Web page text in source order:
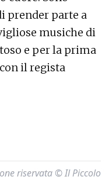
prender parte a
musiche di
e per la prima
il regista
riservata © Il Piccolo